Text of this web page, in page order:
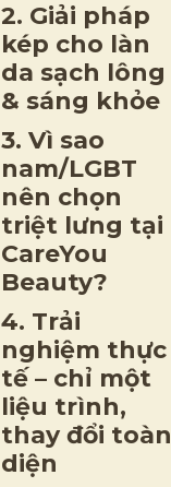
2. Giải pháp
kép cho làn
da sạch lông
& sáng khỏe
3. Vì sao
nam/LGBT
nên chọn
triệt lưng tại
CareYou
Beauty?
4. Trải
nghiệm thực
tế – chỉ một
liệu trình,
thay đổi toàn
diện